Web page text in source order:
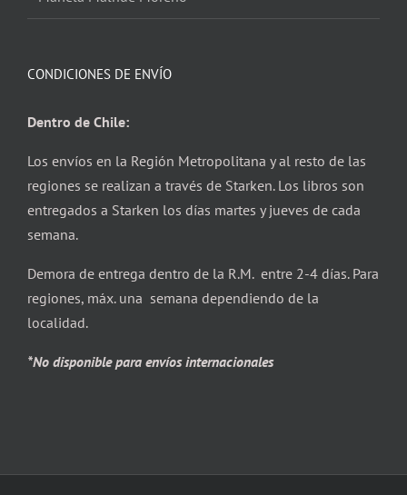
CONDICIONES DE ENVÍO
Dentro de Chile:
Los envíos en la Región Metropolitana y al resto de las
regiones se realizan a través de Starken. Los libros son
entregados a Starken los días martes y jueves de cada
semana.
Demora de entrega dentro de la R.M. entre 2-4 días. Para
regiones, máx. una semana dependiendo de la
localidad.
*No disponible para envíos internacionales